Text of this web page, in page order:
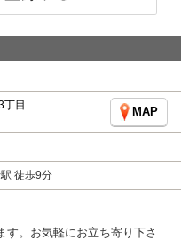
丁目
MAP
徒歩9分
す。お気軽にお立ち寄り下さ